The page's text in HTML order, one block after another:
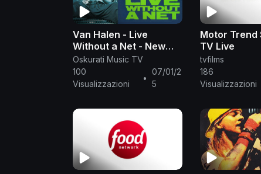
Van Halen - Live
Without a Net - New
Heaven 1986
Oskurati Music TV
100
Visualizzazioni
•
07/01/2
5
Motor Trend
TV Live
tvfilms
186
Visualizzazioni